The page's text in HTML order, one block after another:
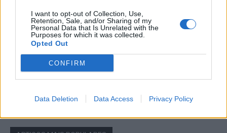
I want to opt-out of Collection, Use,
Retention, Sale, and/or Sharing of my
Personal Data that Is Unrelated with the
Purposes for which it was collected.
Opted Out
CONFIRM
Data Deletion Data Access Privacy Policy
07/08/2026
Presidente da República deverá estar
06/08/2026